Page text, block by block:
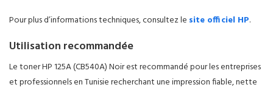
Pour plus d’informations techniques, consultez le site officiel HP.
Utilisation recommandée
Le toner HP 125A (CB540A) Noir est recommandé pour les entreprises
et professionnels en Tunisie recherchant une impression fiable, nette